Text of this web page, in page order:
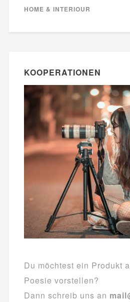
HOME & INTERIOUR
KOOPERATIONEN
Du möchtest ein Produkt
Poesie vorstellen?
Dann schreib uns an